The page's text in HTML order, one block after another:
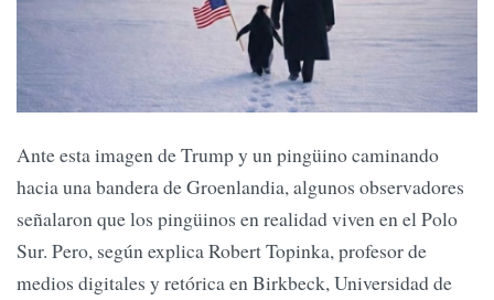
Ante esta imagen de Trump y un pingüino caminando
hacia una bandera de Groenlandia, algunos observadores
señalaron que los pingüinos en realidad viven en el Polo
Sur. Pero, según explica Robert Topinka, profesor de
medios digitales y retórica en Birkbeck, Universidad de